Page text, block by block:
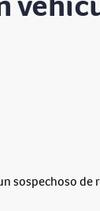
sospechoso de